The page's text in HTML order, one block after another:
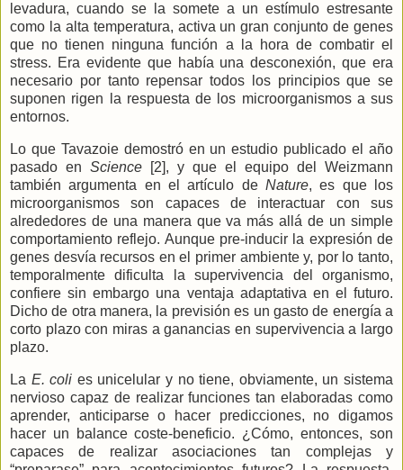
levadura, cuando se la somete a un estímulo estresante
como la alta temperatura, activa un gran conjunto de genes
que no tienen ninguna función a la hora de combatir el
stress. Era evidente que había una desconexión, que era
necesario por tanto repensar todos los principios que se
suponen rigen la respuesta de los microorganismos a sus
entornos.
Lo que Tavazoie demostró en un estudio publicado el año
pasado en Science [2], y que el equipo del Weizmann
también argumenta en el artículo de Nature, es que los
microorganismos son capaces de interactuar con sus
alrededores de una manera que va más allá de un simple
comportamiento reflejo. Aunque pre-inducir la expresión de
genes desvía recursos en el primer ambiente y, por lo tanto,
temporalmente dificulta la supervivencia del organismo,
confiere sin embargo una ventaja adaptativa en el futuro.
Dicho de otra manera, la previsión es un gasto de energía a
corto plazo con miras a ganancias en supervivencia a largo
plazo.
La E. coli es unicelular y no tiene, obviamente, un sistema
nervioso capaz de realizar funciones tan elaboradas como
aprender, anticiparse o hacer predicciones, no digamos
hacer un balance coste-beneficio. ¿Cómo, entonces, son
capaces de realizar asociaciones tan complejas y